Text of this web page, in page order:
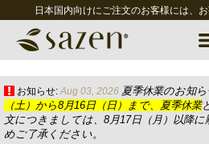
日本国内向けにご注文のお客様には、
お知らせ: Aug 03, 2026 夏季休業のお知
（土）から8月16日（日）まで、夏季休業
文につきましては、8月17日（月）以降
めご了承ください。